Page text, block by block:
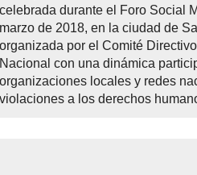
celebrada durante el Foro Social
marzo de 2018, en la ciudad de
organizada por el Comité
Nacional con una dinámica
organizaciones locales y redes
violaciones a los derechos